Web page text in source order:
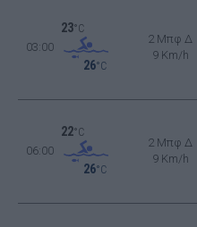
03:00
23°C
26°C
2 Μπφ Δ
9 Km/h
06:00
22°C
26°C
2 Μπφ Δ
9 Km/h